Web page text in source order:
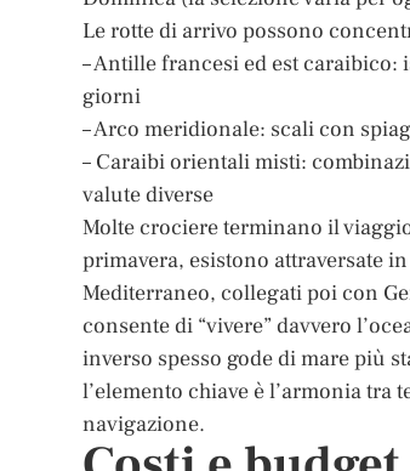
Le rotte di arrivo possono
– Antille francesi ed est
giorni
– Arco meridionale: scali con
– Caraibi orientali misti:
valute diverse
Molte crociere terminano il
primavera, esistono attraversate
Mediterraneo, collegati poi con
consente di “vivere” davvero
inverso spesso gode di mare più
l’elemento chiave è l’armonia tra
navigazione.